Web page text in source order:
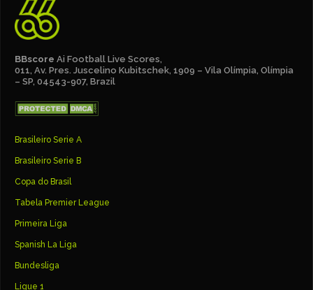
BBscore Ai Football Live Scores,
011, Av. Pres. Juscelino Kubitschek, 1909 – Vila Olímpia, Olímpia
– SP, 04543-907, Brazil
Brasileiro Serie A
Brasileiro Serie B
Copa do Brasil
Tabela Premier League
Primeira Liga
Spanish La Liga
Bundesliga
Ligue 1